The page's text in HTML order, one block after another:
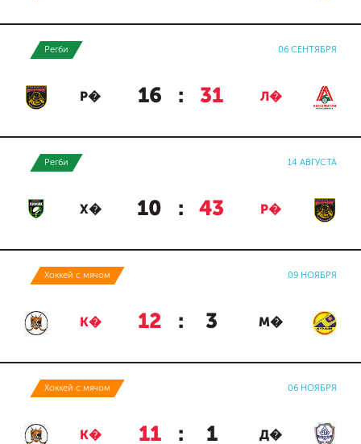
Регби 06 СЕНТЯБРЯ
Р� 16 : 31 Л�
Регби 14 АВГУСТА
Х� 10 : 43 Р�
Хоккей с мячом 09 НОЯБРЯ
К� 12 : 3 М�
Хоккей с мячом 06 НОЯБРЯ
К� 11 : 1 Д�